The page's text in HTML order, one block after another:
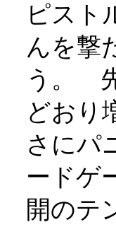
ピスト
んを撃
う。
どおり
さにパ
ードゲ
開のテ